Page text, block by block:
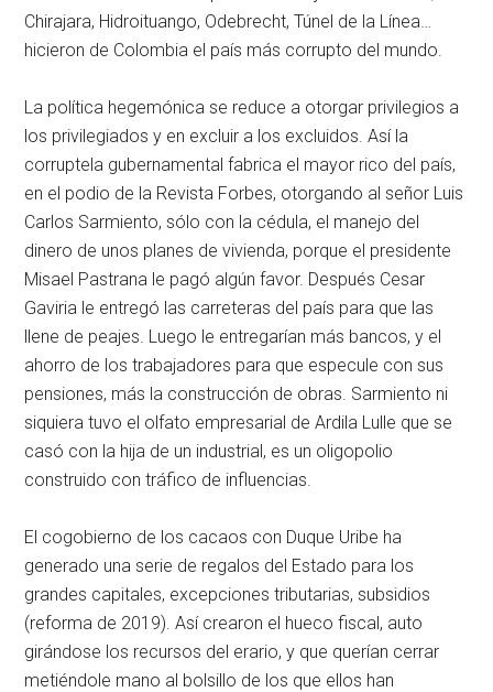
Chirajara, Hidroituango, Odebrecht, Túnel de la Línea…
hicieron de Colombia el país más corrupto del mundo.
La política hegemónica se reduce a otorgar privilegios a
los privilegiados y en excluir a los excluidos. Así la
corruptela gubernamental fabrica el mayor rico del país,
en el podio de la Revista Forbes, otorgando al señor Luis
Carlos Sarmiento, sólo con la cédula, el manejo del
dinero de unos planes de vivienda, porque el presidente
Misael Pastrana le pagó algún favor. Después Cesar
Gaviria le entregó las carreteras del país para que las
llene de peajes. Luego le entregarían más bancos, y el
ahorro de los trabajadores para que especule con sus
pensiones, más la construcción de obras. Sarmiento ni
siquiera tuvo el olfato empresarial de Ardila Lulle que se
casó con la hija de un industrial, es un oligopolio
construido con tráfico de influencias.
El cogobierno de los cacaos con Duque Uribe ha
generado una serie de regalos del Estado para los
grandes capitales, excepciones tributarias, subsidios
(reforma de 2019). Así crearon el hueco fiscal, auto
girándose los recursos del erario, y que querían cerrar
metiéndole mano al bolsillo de los que ellos han